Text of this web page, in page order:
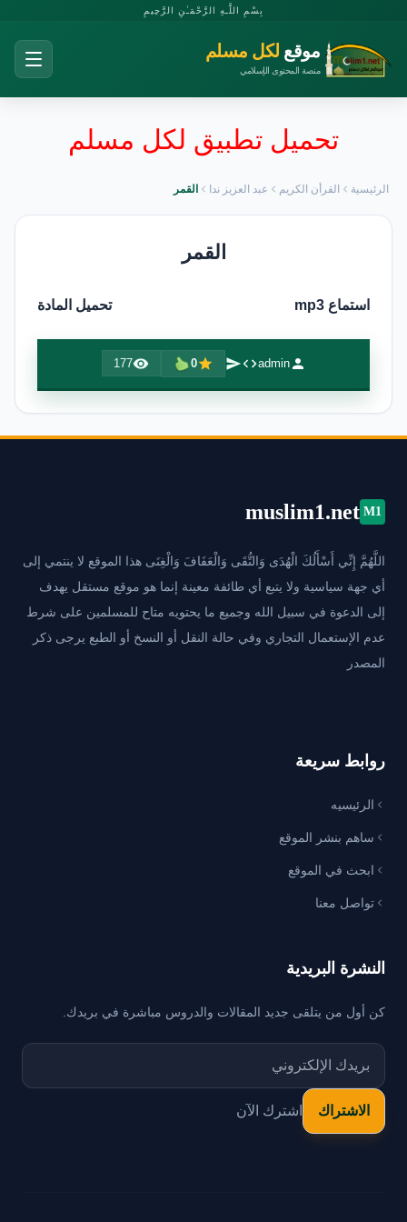
بِسْمِ اللَّـهِ الرَّحْمَـٰنِ الرَّحِيمِ
موقع لكل مسلم
منصة المحتوى الإسلامي
تحميل تطبيق لكل مسلم
الرئيسية القرأن الكريم عبد العزيز ندا القمر
القمر
استماع mp3 تحميل المادة
admin
0
177
M1
muslim1.net
اللَّهُمَّ إِنِّي أَسْأَلُكَ الْهُدَى وَالتُّقَى وَالْعَفَافَ وَالْغِنَى هذا الموقع لا ينتمي إلى
أي جهة سياسية ولا يتبع أي طائفة معينة إنما هو موقع مستقل يهدف
إلى الدعوة في سبيل الله وجميع ما يحتويه متاح للمسلمين على شرط
عدم الإستعمال التجاري وفي حالة النقل أو النسخ أو الطبع يرجى ذكر
المصدر
روابط سريعة
الرئيسيه
ساهم بنشر الموقع
ابحث في الموقع
تواصل معنا
النشرة البريدية
كن أول من يتلقى جديد المقالات والدروس مباشرة في بريدك.
اشترك الآن